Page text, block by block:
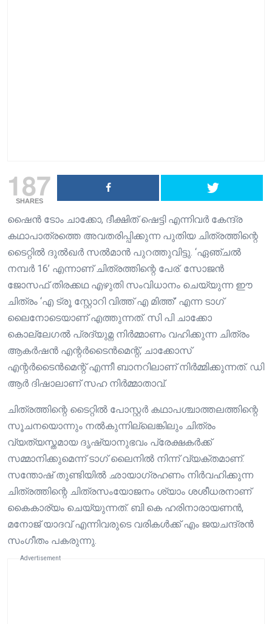
187
SHARES
ഷൈൻ ടോം ചാക്കോ, ദീക്ഷിത് ഷെട്ടി എന്നിവർ കേന്ദ്ര
കഥാപാത്രത്തെ അവതരിപ്പിക്കുന്ന പുതിയ ചിത്രത്തിന്റെ
ടൈറ്റിൽ ദുൽഖർ സൽമാൻ പുറത്തുവിട്ടു. ‘ഏഞ്ചൽ
നമ്പർ 16’ എന്നാണ് ചിത്രത്തിന്റെ പേര്. സോജൻ
ജോസഫ് തിരക്കഥ എഴുതി സംവിധാനം ചെയ്യുന്ന ഈ
ചിത്രം ‘എ ട്രൂ സ്റ്റോറി വിത്ത് എ മിത്ത്’ എന്ന ടാ​ഗ്
ലൈനോടെയാണ് എത്തുന്നത്. സി പി ചാക്കോ
കൊല്ലേഗൽ പ്രദ്യുമ്ന നിർമ്മാണം വഹിക്കുന്ന ചിത്രം
ആകർഷൻ എന്റർടൈൻമെന്റ്, ചാക്കോസ്
എന്റർടൈൻമെന്റ് എന്നീ ബാനറിലാണ് നിർമ്മിക്കുന്നത്. ഡി
ആർ ദിഷാലാണ് സഹ നിർമ്മാതാവ്.
ചിത്രത്തിന്റെ ടൈറ്റിൽ പോസ്റ്റർ കഥാപശ്ചാത്തലത്തിന്റെ
സൂചനയൊന്നും നൽകുന്നില്ലെങ്കിലും ചിത്രം
വ്യത്യസ്തമായ ദൃഷ്യാനുഭവം പ്രേക്ഷകർക്ക്
സമ്മാനിക്കുമെന്ന് ​ടാ​ഗ് ലൈനിൽ നിന്ന് വ്യക്തമാണ്.
സന്തോഷ് തുണ്ടിയിൽ ഛായാ​ഗ്രഹണം നിർവഹിക്കുന്ന
ചിത്രത്തിന്റെ ചിത്രസംയോജനം ശ്യാം ശശീധരനാണ്
കൈകാര്യം ചെയ്യുന്നത്. ബി കെ ഹരിനാരായണൻ,
മനോജ് യാദവ് എന്നിവരുടെ വരികൾക്ക് എം ജയചന്ദ്രൻ
സം​ഗീതം പകരുന്നു.
Advertisement